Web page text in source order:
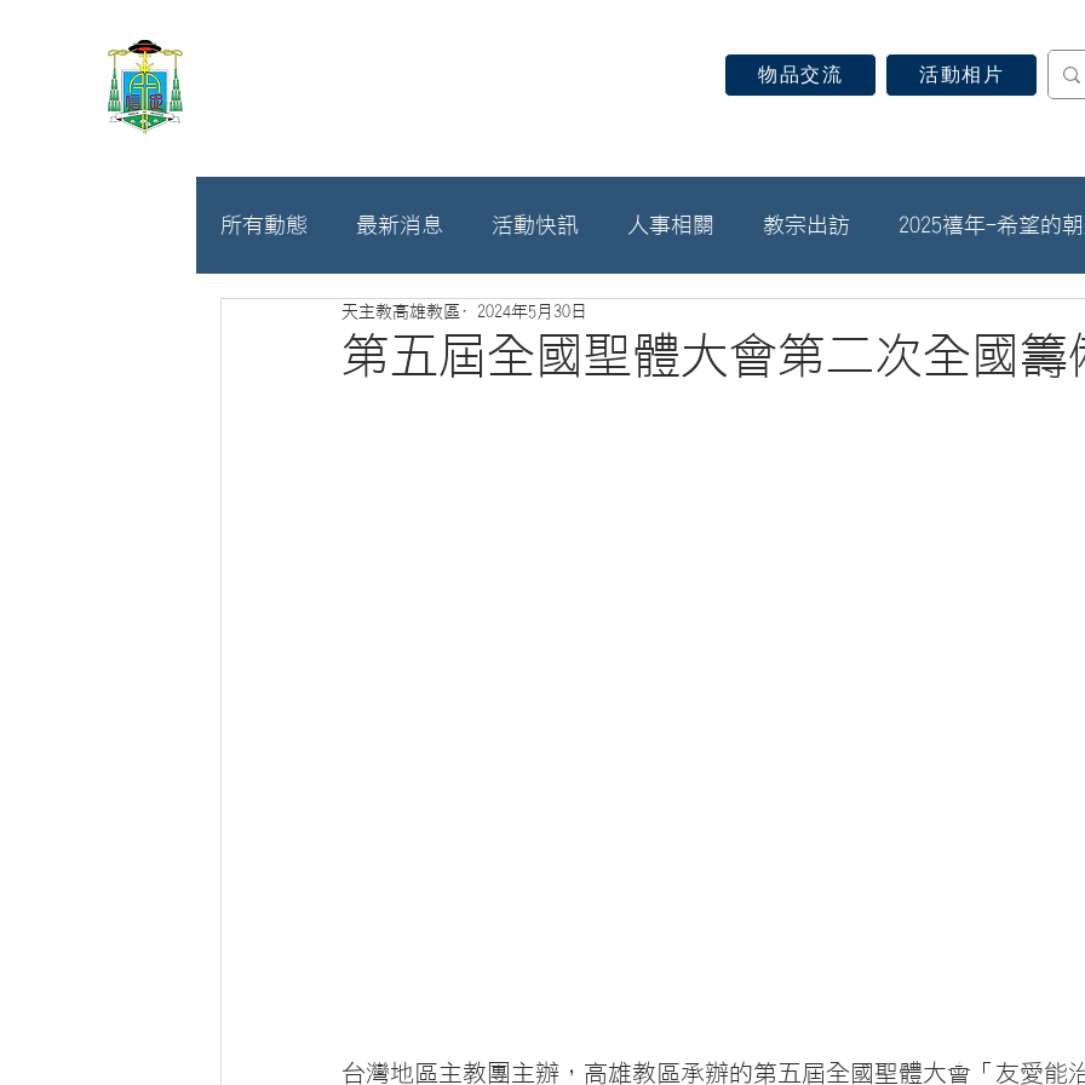
物品交流 活動相片
所有動態 最新消息 活動快訊 人事相關 教宗出訪 2025禧年-希望的
募款相關
第五屆全國聖體大會第二次全國籌
天主教高雄教區 2024年5月30日
台灣地區主教團主辦，高雄教區承辦的第五屆全國聖體大會「友愛能